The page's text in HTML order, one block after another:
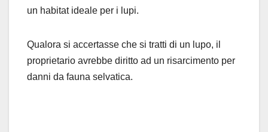
un habitat ideale per i lupi.
Qualora si accertasse che si tratti di un lupo, il
proprietario avrebbe diritto ad un risarcimento per
danni da fauna selvatica.